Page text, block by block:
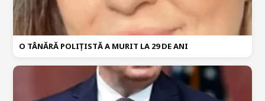
O TÂNĂRĂ POLIȚISTĂ A MURIT LA 29 DE ANI